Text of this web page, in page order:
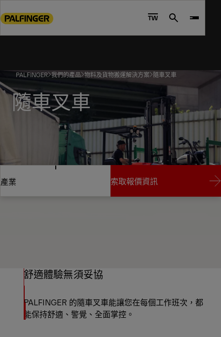
to
footer
content
TW Search
PALFINGER 我們的產品 物料及貨物搬運解決方案 隨車叉車
隨車叉車
產業 索取報價資訊
舒適體驗無須妥協
PALFINGER 的隨車叉車能讓您在每個工作班次，都
能保持舒適、警覺、全面掌控。